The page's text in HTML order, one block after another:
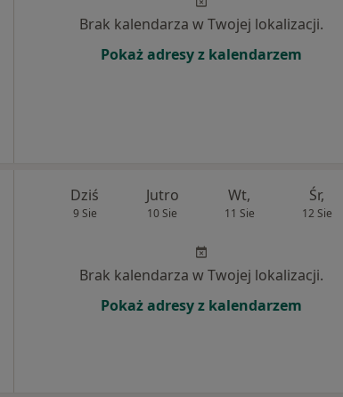
Brak kalendarza w Twojej lokalizacji.
Pokaż adresy z kalendarzem
Dziś
9 Sie
Jutro
10 Sie
Wt,
11 Sie
Śr,
12 Sie
Brak kalendarza w Twojej lokalizacji.
Pokaż adresy z kalendarzem